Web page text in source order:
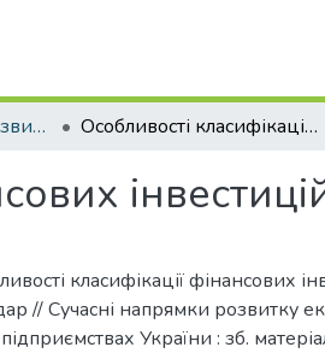
Сучасні напрямки розвитку економіки і менеджменту на підприємствах України Особливості класифікації фінансових інвестицій
класифікації фінансових
// Сучасні напрямки розвитку
України : зб.